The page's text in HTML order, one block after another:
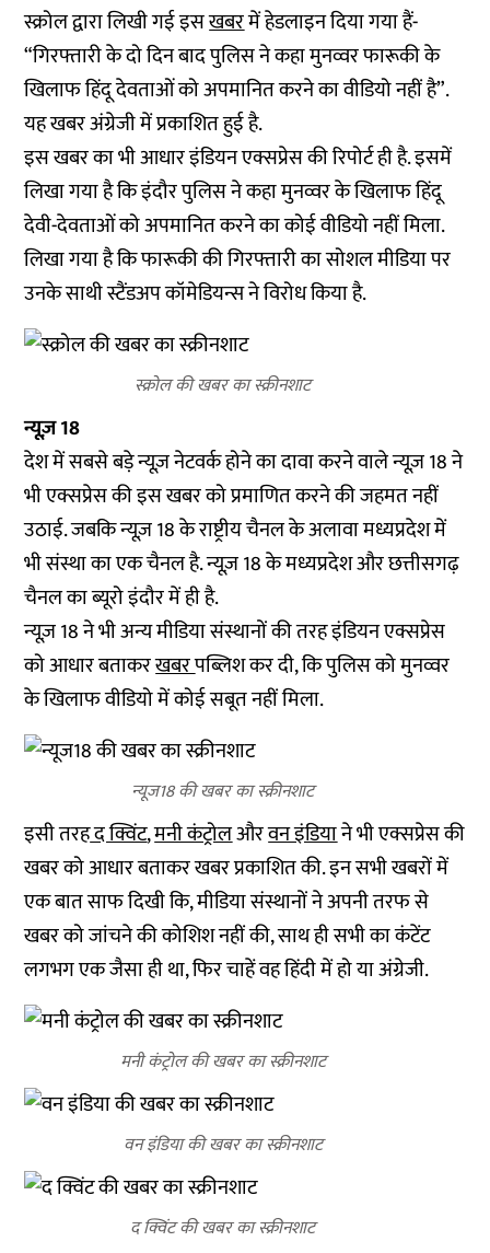
स्क्रोल द्वारा लिखी गई इसखबरमें हेडलाइन दिया गया हैं-
“गिरफ्तारी के दो दिन बाद पुलिस ने कहा मुनव्वर फारूकी के
खिलाफ हिंदू देवताओं को अपमानित करने का वीडियो नहीं है”.
यह खबर अंग्रेजी में प्रकाशित हुई है.
इस खबर का भी आधार इंडियन एक्सप्रेस की रिपोर्ट ही है. इसमें
लिखा गया है कि इंदौर पुलिस ने कहा मुनव्वर के खिलाफ हिंदू
देवी-देवताओं को अपमानित करने का कोई वीडियो नहीं मिला.
लिखा गया है कि फारूकी की गिरफ्तारी का सोशल मीडिया पर
उनके साथी स्टैंडअप कॉमेडियन्स ने विरोध किया है.
स्क्रोल की खबर का स्क्रीनशाट
न्यूज़ 18
देश में सबसे बड़े न्यूज़ नेटवर्क होने का दावा करने वाले न्यूज़ 18 ने
भी एक्सप्रेस की इस खबर को प्रमाणित करने की जहमत नहीं
उठाई. जबकि न्यूज़ 18 के राष्ट्रीय चैनल के अलावा मध्यप्रदेश में
भी संस्था का एक चैनल है. न्यूज़ 18 के मध्यप्रदेश और छत्तीसगढ़
चैनल का ब्यूरो इंदौर में ही है.
न्यूज़ 18 ने भी अन्य मीडिया संस्थानों की तरह इंडियन एक्सप्रेस
को आधार बताकरखबरपब्लिश कर दी, कि पुलिस को मुनव्वर
के खिलाफ वीडियो में कोई सबूत नहीं मिला.
न्यूज18 की खबर का स्क्रीनशाट
इसी तरहद क्विंट,मनी कंट्रोलऔरवन इंडियाने भी एक्सप्रेस की
खबर को आधार बताकर खबर प्रकाशित की. इन सभी खबरों में
एक बात साफ दिखी कि, मीडिया संस्थानों ने अपनी तरफ से
खबर को जांचने की कोशिश नहीं की, साथ ही सभी का कंटेंट
लगभग एक जैसा ही था, फिर चाहें वह हिंदी में हो या अंग्रेजी.
मनी कंट्रोल की खबर का स्क्रीनशाट
वन इंडिया की खबर का स्क्रीनशाट
द क्विंट की खबर का स्क्रीनशाट